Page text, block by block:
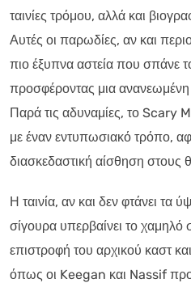
ταινίες τρόμου, αλλά και
Αυτές οι παρωδίες, αν και
πιο έξυπνα αστεία που σπάνε
προσφέροντας μια
Παρά τις αδυναμίες, το Scary
με έναν εντυπωσιακό τρόπο,
διασκεδαστική αίσθηση στους
Η ταινία, αν και δεν φτάνει
σίγουρα υπερβαίνει το
επιστροφή του αρχικού καστ
όπως οι Keegan και Nassif